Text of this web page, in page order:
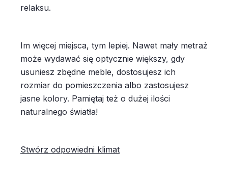
relaksu.
Im więcej miejsca, tym lepiej. Nawet mały metraż
może wydawać się optycznie większy, gdy
usuniesz zbędne meble, dostosujesz ich
rozmiar do pomieszczenia albo zastosujesz
jasne kolory. Pamiętaj też o dużej ilości
naturalnego światła!
Stwórz odpowiedni klimat